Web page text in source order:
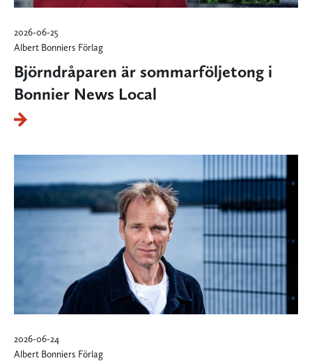
2026-06-25
Albert Bonniers Förlag
Björndråparen är sommarföljetong i
Bonnier News Local
2026-06-24
Albert Bonniers Förlag